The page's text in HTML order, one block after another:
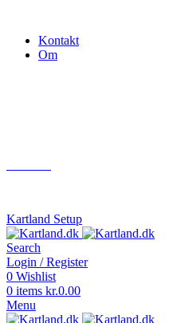
Kontakt
Om
Kartland Setup
Search
Login / Register
0 Wishlist
0 items kr.0.00
Menu